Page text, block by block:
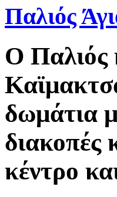
Παλιός
Ο Παλιός
δωμάτια
διακοπές
κέντρο